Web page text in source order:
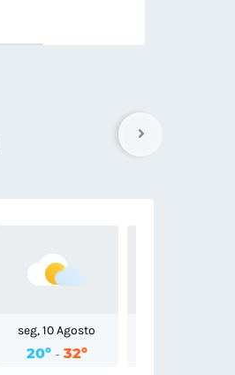
seg, 10 Agosto
20º - 32º